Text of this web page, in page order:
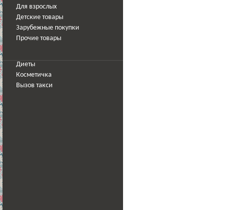
Для взрослых
Детские товары
Зарубежные покупки
Прочие товары
Диеты
Косметичка
Вызов такси